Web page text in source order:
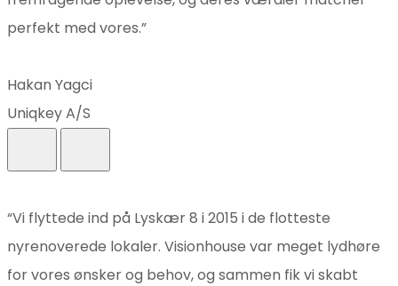
perfekt med vores.”
Hakan Yagci
Uniqkey A/S
“Vi flyttede ind på Lyskær 8 i 2015 i de flotteste
nyrenoverede lokaler. Visionhouse var meget lydhøre
for vores ønsker og behov, og sammen fik vi skabt